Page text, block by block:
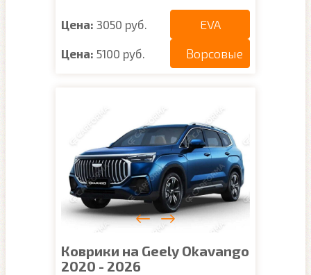
Цена: 3050 руб. EVA
Цена: 5100 руб. Ворсовые
Коврики на Geely Okavango
2020 - 2026